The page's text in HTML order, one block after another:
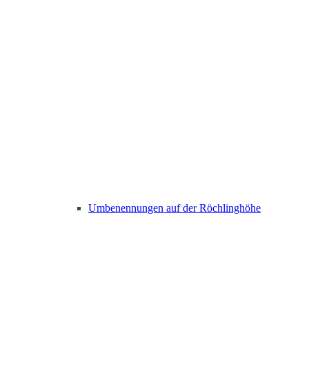
Umbenennungen auf der Röchlinghöhe